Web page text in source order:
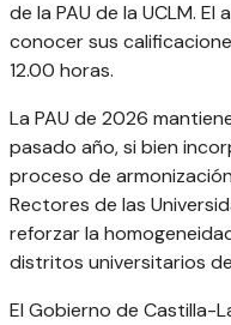
de la PAU de la UCLM.
conocer sus
12.00 horas.
La PAU de 2026
pasado año, si bien
proceso de
Rectores de las
reforzar la
distritos universitarios
El Gobierno de Castilla-